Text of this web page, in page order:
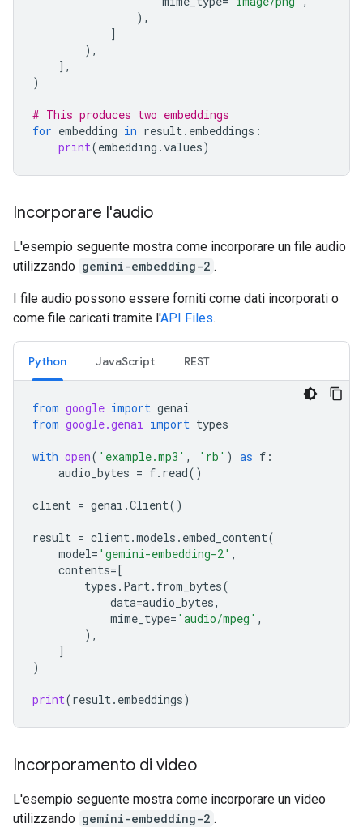
),
]
),
],
)
# This produces two embeddings
for embedding in result. embeddings :
print(embedding .values)
Incorporare l'audio
L'esempio seguente mostra come incorporare un file audio
utilizzando gemini-embedding-2 .
I file audio possono essere forniti come dati incorporati o
come file caricati tramite l'API Files.
Python JavaScript REST
from google import genai
from google.genai import types
with open( 'example.mp3' , 'rb' ) as f :
audio_bytes = f. read()
client = genai .Client()
result = client.models . embed_content(
model= 'gemini-embedding-2' ,
contents=[
types . Part. from_bytes(
data=audio_bytes,
mime_type= 'audio/mpeg' ,
),
]
)
print(result. embeddings)
Incorporamento di video
L'esempio seguente mostra come incorporare un video
utilizzando gemini-embedding-2 .